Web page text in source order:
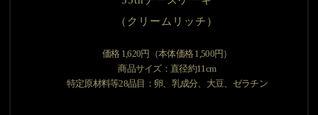
（クリームリッチ）
価格 1,620円（本体価格 1,500円）
商品サイズ：直径約11cm
特定原材料等28品目：卵、乳成分、大豆、ゼラチン